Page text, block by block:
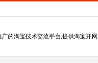
的淘宝技术交流平台,提供淘宝开